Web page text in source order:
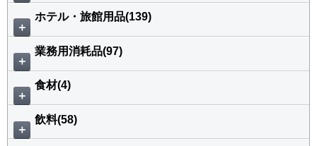
＋
ホテル・旅館用品(139)
＋
業務用消耗品(97)
＋
食材(4)
＋
飲料(58)